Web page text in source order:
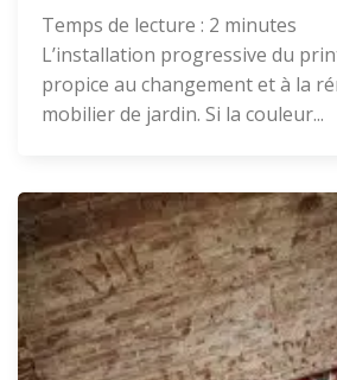
Temps de lecture : 2 minutes
L’installation progressive du
propice au changement et à la
mobilier de jardin. Si la couleur...